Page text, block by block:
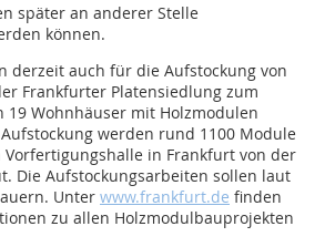
später an anderer Stelle
können.
derzeit auch für die Aufstockung von
Frankfurter Platensiedlung zum
19 Wohnhäuser mit Holzmodulen
werden rund 1100 Module
in Frankfurt von der
Die Aufstockungsarbeiten sollen laut
Unter www.frankfurt.de finden
zu allen Holzmodulbauprojekten